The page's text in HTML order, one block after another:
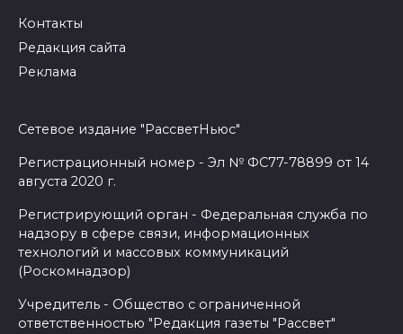
Контакты
Редакция сайта
Реклама
Сетевое издание "РассветНьюс"
Регистрационный номер - Эл № ФС77-78899 от 14
августа 2020 г.
Регистрирующий орган - Федеральная служба по
надзору в сфере связи, информационных
технологий и массовых коммуникаций
(Роскомнадзор)
Учредитель - Общество с ограниченной
ответственностью "Редакция газеты "Рассвет"